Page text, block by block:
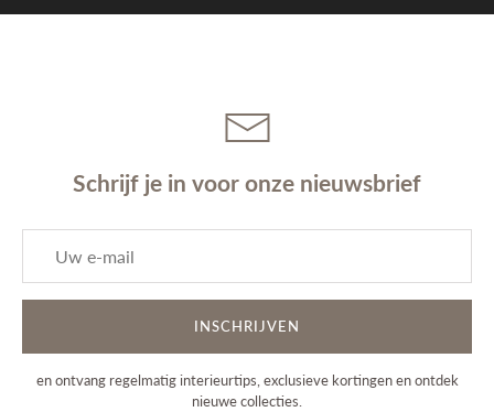
Schrijf je in voor onze nieuwsbrief
INSCHRIJVEN
en ontvang regelmatig interieurtips, exclusieve kortingen en ontdek
nieuwe collecties.